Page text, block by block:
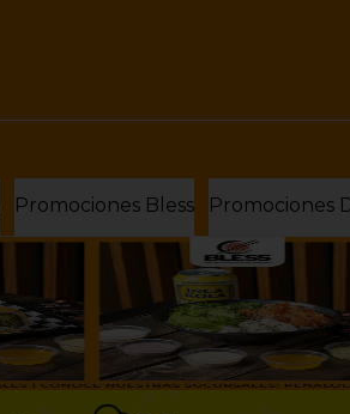
Promociones Bless Promociones